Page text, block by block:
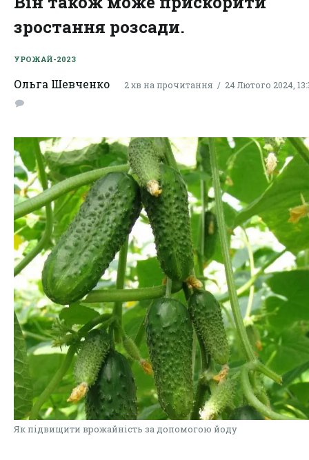
зростання розсади.
УРОЖАЙ-2023
Ольга Шевченко 2 хв на прочитання 24 Лютого 2024,
Як підвищити врожайність за допомогою йоду